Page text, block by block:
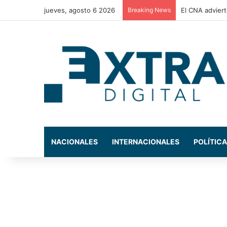
jueves, agosto 6 2026 Breaking News El CNA
NACIONALES INTERNACIONALES POLÍTICA